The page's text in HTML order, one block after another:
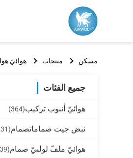
مسكن منتجات هوائيّ
جميع الفئات
هوائيّ أنبوب تركيب(364)
نبض جيت صماماتصمام(231)
هوائيّ ملفّ لولبيّ صمام(539)